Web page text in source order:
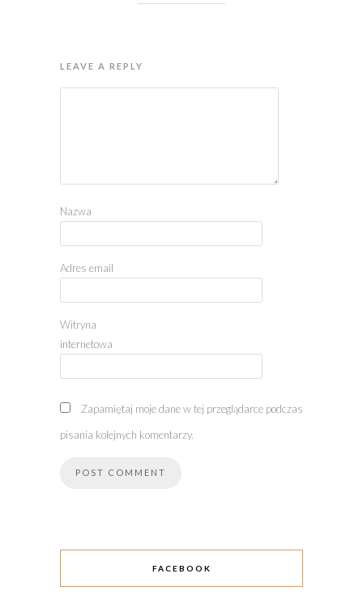
LEAVE A REPLY
Nazwa
Adres email
Witryna
internetowa
Zapamiętaj moje dane w tej przeglądarce podczas
pisania kolejnych komentarzy.
FACEBOOK